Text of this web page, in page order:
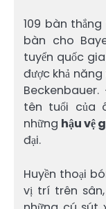
109 bàn
bàn cho
tuyển quốc
được khả
tên tuổi của
những hậu vệ
đại.
Huyền thoại
vị trí trên